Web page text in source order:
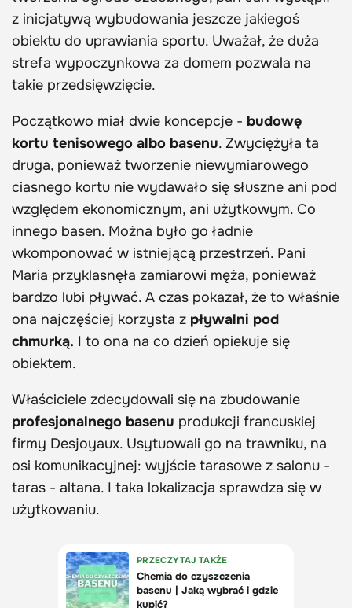
z inicjatywą wybudowania jeszcze jakiegoś
obiektu do uprawiania sportu. Uważał, że duża
strefa wypoczynkowa za domem pozwala na
takie przedsięwzięcie.
Początkowo miał dwie koncepcje - budowę
kortu tenisowego albo basenu. Zwyciężyła ta
druga, ponieważ tworzenie niewymiarowego
ciasnego kortu nie wydawało się słuszne ani pod
względem ekonomicznym, ani użytkowym. Co
innego basen. Można było go ładnie
wkomponować w istniejącą przestrzeń. Pani
Maria przyklasnęła zamiarowi męża, ponieważ
bardzo lubi pływać. A czas pokazał, że to właśnie
ona najczęściej korzysta z pływalni pod
chmurką. I to ona na co dzień opiekuje się
obiektem.
Właściciele zdecydowali się na zbudowanie
profesjonalnego basenu produkcji francuskiej
firmy Desjoyaux. Usytuowali go na trawniku, na
osi komunikacyjnej: wyjście tarasowe z salonu -
taras - altana. I taka lokalizacja sprawdza się w
użytkowaniu.